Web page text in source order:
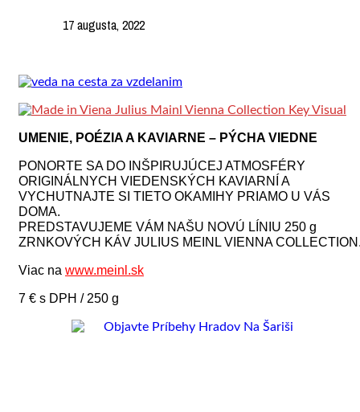
17 augusta, 2022
UMENIE, POÉZIA A KAVIARNE – PÝCHA VIEDNE
PONORTE SA DO INŠPIRUJÚCEJ ATMOSFÉRY
ORIGINÁLNYCH VIEDENSKÝCH KAVIARNÍ A
VYCHUTNAJTE SI TIETO OKAMIHY PRIAMO U VÁS
DOMA.
PREDSTAVUJEME VÁM NAŠU NOVÚ LÍNIU 250 g
ZRNKOVÝCH KÁV JULIUS MEINL VIENNA
Viac na www.meinl.sk
7 € s DPH / 250 g